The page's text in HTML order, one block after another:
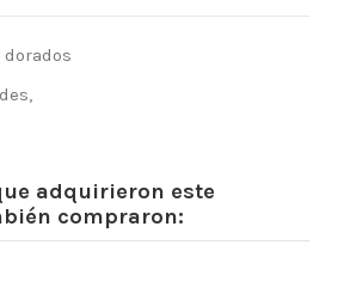
adquirieron este
compraron: